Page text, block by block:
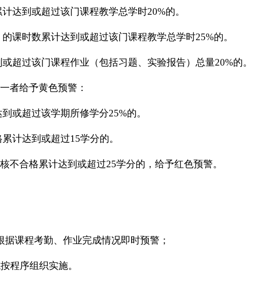
达到或超过该门课程教学总学时20%的。
课时数累计达到或超过该门课程教学总学时25%的。
超过该门课程作业（包括习题、实验报告）总量20%的。
者给予黄色预警：
到或超过该学期所修学分25%的。
计达到或超过15学分的。
不合格累计达到或超过25学分的，给予红色预警。
据课程考勤、作业完成情况即时预警；
程序组织实施。